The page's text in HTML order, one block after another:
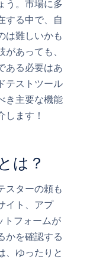
う。市場に多
する中で、自
は難しいかも
あっても、
ある必要はあ
テストツール
き主要な機能
します！
は？
スターの頼も
イト、アプ
トフォームが
かを確認する
、ゆったりと